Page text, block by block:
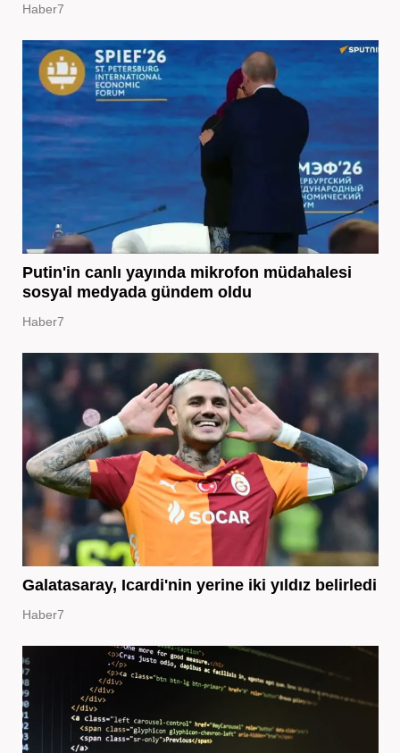
Haber7
Putin'in canlı yayında mikrofon müdahalesi
sosyal medyada gündem oldu
Haber7
Galatasaray, Icardi'nin yerine iki yıldız belirledi
Haber7